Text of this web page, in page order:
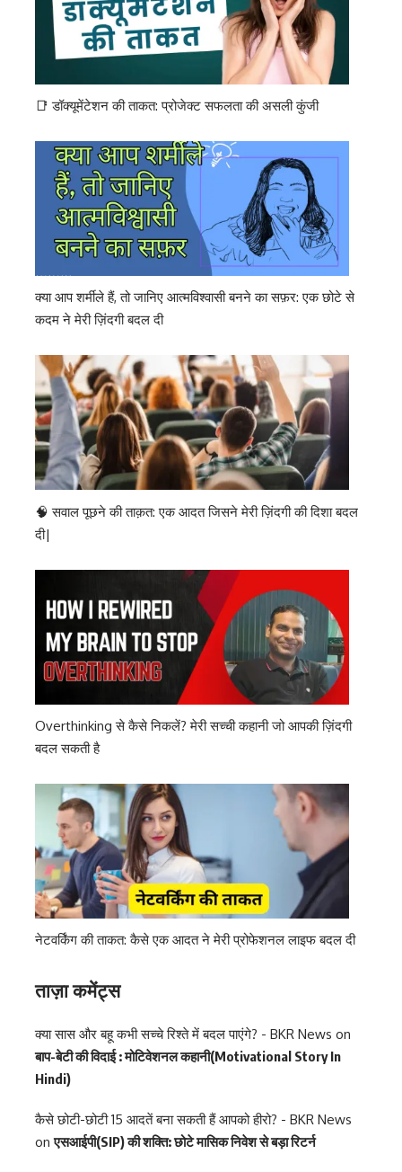
📑 डॉक्यूमेंटेशन की ताकत: प्रोजेक्ट सफलता की असली कुंजी
क्या आप शर्मीले हैं, तो जानिए आत्मविश्वासी बनने का सफ़र: एक छोटे से
कदम ने मेरी ज़िंदगी बदल दी
🧠 सवाल पूछने की ताक़त: एक आदत जिसने मेरी ज़िंदगी की दिशा बदल
दी|
Overthinking से कैसे निकलें? मेरी सच्ची कहानी जो आपकी ज़िंदगी
बदल सकती है
नेटवर्किंग की ताकत: कैसे एक आदत ने मेरी प्रोफेशनल लाइफ बदल दी
ताज़ा कमेंट्स
क्या सास और बहू कभी सच्चे रिश्ते में बदल पाएंगे? - BKR News on
बाप-बेटी की विदाई : मोटिवेशनल कहानी(Motivational Story In
Hindi)
कैसे छोटी-छोटी 15 आदतें बना सकती हैं आपको हीरो? - BKR News
onएसआईपी(SIP) की शक्ति: छोटे मासिक निवेश से बड़ा रिटर्न